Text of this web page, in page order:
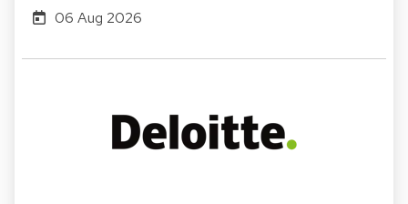
06 Aug 2026